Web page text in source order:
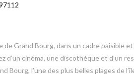
Grand Bourg, dans un cadre paisible
d’un cinéma, une discothèque et d’un
Bourg, l’une des plus belles plages de